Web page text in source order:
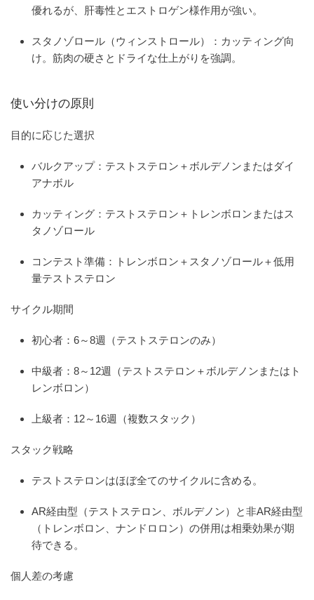
優れるが、肝毒性とエストロゲン様作用が強い。
スタノゾロール（ウィンストロール）
：カッティング向
け。筋肉の硬さとドライな仕上がりを強調。
使い分けの原則
目的に応じた選択
バルクアップ：テストステロン＋ボルデノンまたはダイ
アナボル
カッティング：テストステロン＋トレンボロンまたはス
タノゾロール
コンテスト準備：トレンボロン＋スタノゾロール＋低用
量テストステロン
サイクル期間
初心者：6～8週（テストステロンのみ）
中級者：8～12週（テストステロン＋ボルデノンまたはト
レンボロン）
上級者：12～16週（複数スタック）
スタック戦略
テストステロンはほぼ全てのサイクルに含める。
AR経由型（テストステロン、ボルデノン）と非AR経由型
（トレンボロン、ナンドロロン）の併用は相乗効果が期
待できる。
個人差の考慮